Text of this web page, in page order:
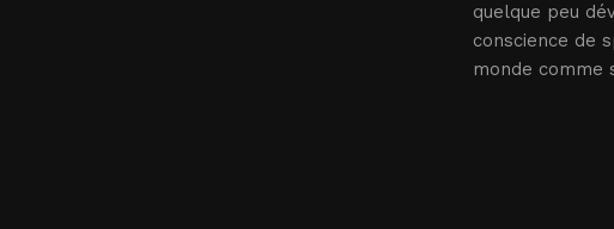
quelque peu
conscience de
monde